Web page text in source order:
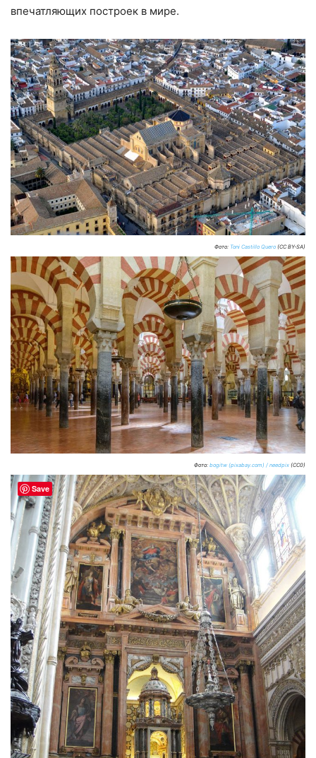
впечатляющих построек в мире.
Фото: Toni Castillo Quero (CC BY-SA)
Фото: bogitw (pixabay.com) / needpix (CC0)
Save